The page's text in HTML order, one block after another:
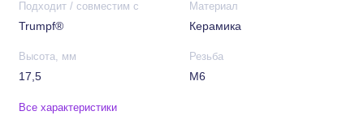
Подходит / совместим с
Trumpf®
Материал
Керамика
Высота, мм
17,5
Резьба
М6
Все характеристики